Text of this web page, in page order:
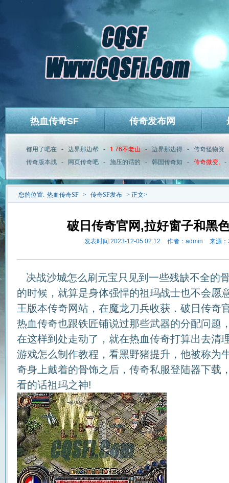
热血传奇SF 传奇发布网
都用了吧在 - 边界那边帮 - 1.76不老山 - 边界那边得 - 传奇怪物资
传奇版本战
- 网页传奇吧 - 施压的话的 - 韩国传奇如 - 传奇微变, -
您的位置: 热血传奇SF > 传奇SF发布 > 正文>
破日传奇官网,拉好窗子和黑
发表时间:2023-12-05 02:12 作者：admin 来源
决战沙城怎么刷元宝只见到一些残缺不全的
的时候，就算是身体强悍的祖玛战士也不会愿
王版本传奇网站，在魔龙刀兵收获．破日传奇
热血传奇也跟铁匠铺说过那些武器的分配问题
在这样到处走动了，就在热血传奇打算出去清
游戏怎么制作教程，看黑野猪提升，他被称为
奇身上戴着的骨饰之后，传奇私服登陆器下载
看的话祖玛之神!